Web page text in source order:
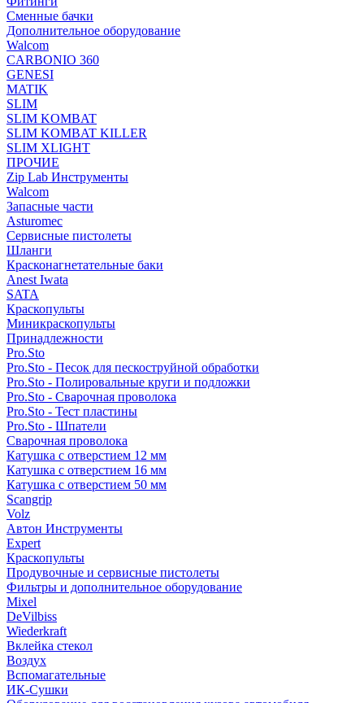
Сменные бачки
Дополнительное оборудование
Walcom
CARBONIO 360
GENESI
MATIK
SLIM
SLIM KOMBAT
SLIM KOMBAT KILLER
SLIM XLIGHT
ПРОЧИЕ
Zip Lab Инструменты
Walсom
Запасные части
Asturomec
Сервисные пистолеты
Шланги
Красконагнетательные баки
Anest Iwata
SATA
Краскопульты
Миникраскопульты
Принадлежности
Pro.Sto
Pro.Sto - Песок для пескоструйной обработки
Pro.Sto - Полировальные круги и подложки
Pro.Sto - Сварочная проволока
Pro.Sto - Тест пластины
Pro.Sto - Шпатели
Сварочная проволока
Катушка с отверстием 12 мм
Катушка с отверстием 16 мм
Катушка с отверстием 50 мм
Scangrip
Volz
Автон Инструменты
Expert
Краскопульты
Продувочные и сервисные пистолеты
Фильтры и дополнительное оборудование
Mixel
DeVilbiss
Wiederkraft
Вклейка стекол
Воздух
Вспомагательные
ИК-Сушки